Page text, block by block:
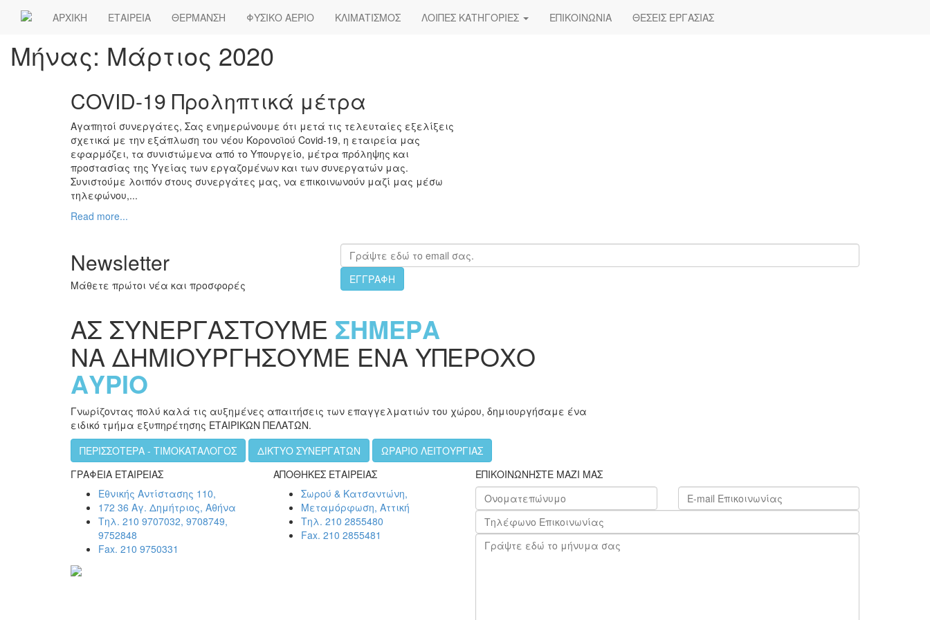
ΑΡΧΙΚΗ ΕΤΑΙΡΕΙΑ ΘΕΡΜΑΝΣΗ ΦΥΣΙΚΟ ΑΕΡΙΟ ΚΛΙΜΑΤΙΣΜΟΣ ΛΟΙΠΕΣ ΚΑΤΗΓΟΡΙΕΣ ΕΠΙΚΟΙΝΩΝΙΑ ΘΕΣΕΙΣ ΕΡΓΑΣΙΑΣ
Μήνας: Μάρτιος 2020
COVID-19 Προληπτικά μέτρα
Αγαπητοί συνεργάτες, Σας ενημερώνουμε ότι μετά τις τελευταίες εξελίξεις
σχετικά με την εξάπλωση του νέου Κορονοϊού Covid-19, η εταιρεία μας
εφαρμόζει, τα συνιστώμενα από το Υπουργείο, μέτρα πρόληψης και
προστασίας της Υγείας των εργαζομένων και των συνεργατών μας.
Συνιστούμε λοιπόν στους συνεργάτες μας, να επικοινωνούν μαζί μας μέσω
τηλεφώνου,...
Read more...
Newsletter
Μάθετε πρώτοι νέα και προσφορές ΕΓΓΡΑΦΗ
ΑΣ ΣΥΝΕΡΓΑΣΤΟΥΜΕ ΣΗΜΕΡΑ
ΝΑ ΔΗΜΙΟΥΡΓΗΣΟΥΜΕ ΕΝΑ ΥΠΕΡΟΧΟ
ΑΥΡΙΟ
Γνωρίζοντας πολύ καλά τις αυξημένες απαιτήσεις των επαγγελματιών του χώρου, δημιουργήσαμε ένα
ειδικό τμήμα εξυπηρέτησης ΕΤΑΙΡΙΚΩΝ ΠΕΛΑΤΩΝ.
ΠΕΡΙΣΣΟΤΕΡΑ - ΤΙΜΟΚΑΤΑΛΟΓΟΣ
ΔΙΚΤΥΟ ΣΥΝΕΡΓΑΤΩΝ
ΩΡΑΡΙΟ ΛΕΙΤΟΥΡΓΙΑΣ
ΓΡΑΦΕΙΑ ΕΤΑΙΡΕΙΑΣ
Εθνικής Αντίστασης 110,
172 36 Αγ. Δημήτριος, Αθήνα
Τηλ. 210 9707032, 9708749,
9752848
Fax. 210 9750331
ΑΠΟΘΗΚΕΣ ΕΤΑΙΡΕΙΑΣ
Σωρού & Κατσαντώνη,
Μεταμόρφωση, Αττική
Τηλ. 210 2855480
Fax. 210 2855481
ΕΠΙΚΟΙΝΩΝΗΣΤΕ ΜΑΖΙ ΜΑΣ